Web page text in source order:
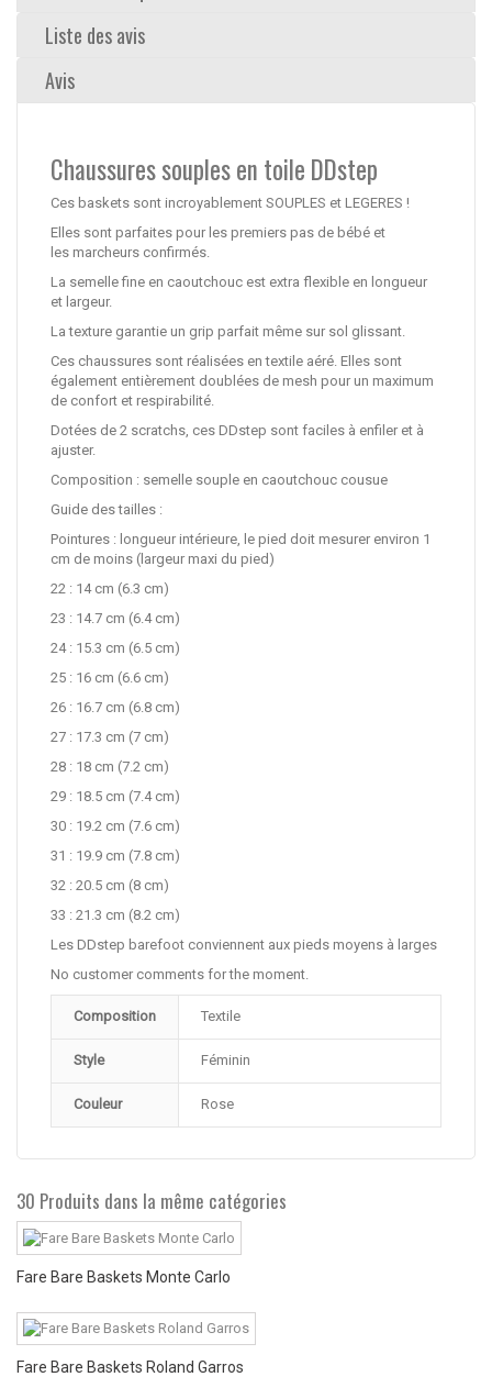
Liste des avis
Avis
Chaussures souples en toile DDstep
Ces baskets sont incroyablement SOUPLES et LEGERES !
Elles sont parfaites pour les premiers pas de bébé et
les marcheurs confirmés.
La semelle fine en caoutchouc est extra flexible en longueur
et largeur.
La texture garantie un grip parfait même sur sol glissant.
Ces chaussures sont réalisées en textile aéré. Elles sont
également entièrement doublées de mesh pour un maximum
de confort et respirabilité.
Dotées de 2 scratchs, ces DDstep sont faciles à enfiler et à
ajuster.
Composition : semelle souple en caoutchouc cousue
Guide des tailles :
Pointures : longueur intérieure, le pied doit mesurer environ 1
cm de moins (largeur maxi du pied)
22 : 14 cm (6.3 cm)
23 : 14.7 cm (6.4 cm)
24 : 15.3 cm (6.5 cm)
25 : 16 cm (6.6 cm)
26 : 16.7 cm (6.8 cm)
27 : 17.3 cm (7 cm)
28 : 18 cm (7.2 cm)
29 : 18.5 cm (7.4 cm)
30 : 19.2 cm (7.6 cm)
31 : 19.9 cm (7.8 cm)
32 : 20.5 cm (8 cm)
33 : 21.3 cm (8.2 cm)
Les DDstep barefoot conviennent aux pieds moyens à larges
No customer comments for the moment.
Composition Textile
Style Féminin
Couleur Rose
30 Produits dans la même catégories
Fare Bare Baskets Monte Carlo
Fare Bare Baskets Roland Garros